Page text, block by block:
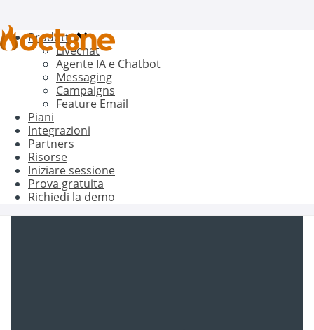
Prodotto
Livechat
Agente IA e Chatbot
Messaging
Campaigns
Feature Email
Piani
Integrazioni
Partners
Risorse
Iniziare sessione
Prova gratuita
Richiedi la demo